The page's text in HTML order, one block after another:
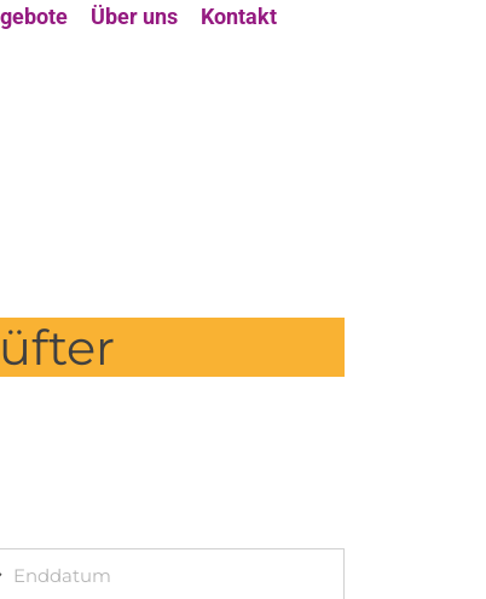
Über uns Kontakt